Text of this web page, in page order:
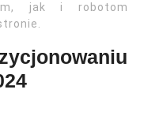
jak i robotom